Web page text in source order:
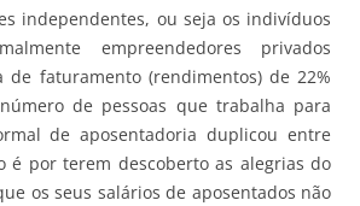
independentes, ou seja os indivíduos
empreendedores privados
de faturamento (rendimentos) de 22%
de pessoas que trabalha para
de aposentadoria duplicou entre
é por terem descoberto as alegrias do
os seus salários de aposentados não